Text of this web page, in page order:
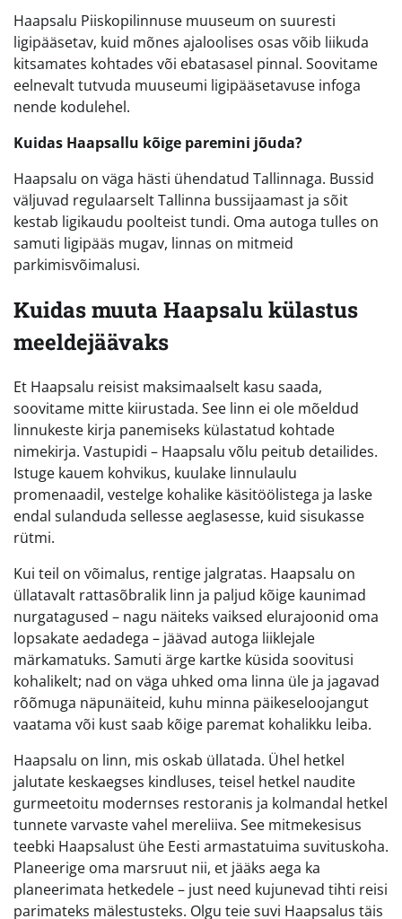
Haapsalu Piiskopilinnuse muuseum on suuresti
ligipääsetav, kuid mõnes ajaloolises osas võib liikuda
kitsamates kohtades või ebatasasel pinnal. Soovitame
eelnevalt tutvuda muuseumi ligipääsetavuse infoga
nende kodulehel.
Kuidas Haapsallu kõige paremini jõuda?
Haapsalu on väga hästi ühendatud Tallinnaga. Bussid
väljuvad regulaarselt Tallinna bussijaamast ja sõit
kestab ligikaudu poolteist tundi. Oma autoga tulles on
samuti ligipääs mugav, linnas on mitmeid
parkimisvõimalusi.
Kuidas muuta Haapsalu külastus
meeldejäävaks
Et Haapsalu reisist maksimaalselt kasu saada,
soovitame mitte kiirustada. See linn ei ole mõeldud
linnukeste kirja panemiseks külastatud kohtade
nimekirja. Vastupidi – Haapsalu võlu peitub detailides.
Istuge kauem kohvikus, kuulake linnulaulu
promenaadil, vestelge kohalike käsitöölistega ja laske
endal sulanduda sellesse aeglasesse, kuid sisukasse
rütmi.
Kui teil on võimalus, rentige jalgratas. Haapsalu on
üllatavalt rattasõbralik linn ja paljud kõige kaunimad
nurgatagused – nagu näiteks vaiksed elurajoonid oma
lopsakate aedadega – jäävad autoga liiklejale
märkamatuks. Samuti ärge kartke küsida soovitusi
kohalikelt; nad on väga uhked oma linna üle ja jagavad
rõõmuga näpunäiteid, kuhu minna päikeseloojangut
vaatama või kust saab kõige paremat kohalikku leiba.
Haapsalu on linn, mis oskab üllatada. Ühel hetkel
jalutate keskaegses kindluses, teisel hetkel naudite
gurmeetoitu modernses restoranis ja kolmandal hetkel
tunnete varvaste vahel mereliiva. See mitmekesisus
teebki Haapsalust ühe Eesti armastatuima suvituskoha.
Planeerige oma marsruut nii, et jääks aega ka
planeerimata hetkedele – just need kujunevad tihti reisi
parimateks mälestusteks. Olgu teie suvi Haapsalus täis